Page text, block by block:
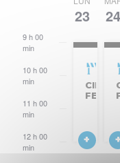
du
23 24
9 h 00
min
10 h 00
min
11 h 00
min
12 h 00
min
FERMÉ